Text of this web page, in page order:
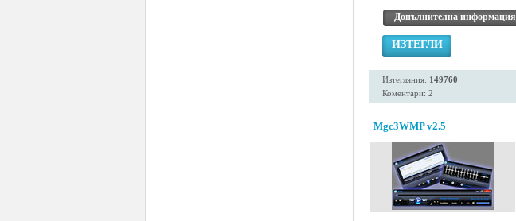
Допълнителна информация
ИЗТЕГЛИ
Изтегляния: 149760
Коментари: 2
Mgc3WMP v2.5